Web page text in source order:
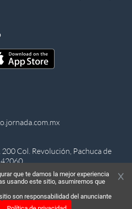
Col. Revolución, Pachuca de
42060
que te damos la mejor experiencia
usando este sitio, asumiremos que
son responsabilidad del anunciante